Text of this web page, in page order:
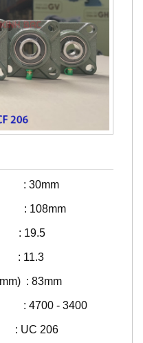
: 30mm
: 108mm
: 19.5
: 11.3
: 83mm
4700 - 3400
206